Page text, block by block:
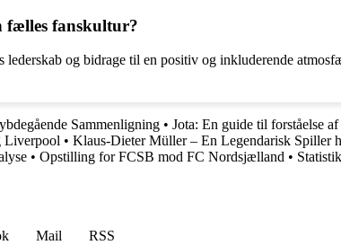
fælles fanskultur?
og bidrage til en positiv og inkluderende
Sammenligning • Jota: En guide til forståelse
Liverpool • Klaus-Dieter Müller – En Legendarisk Spiller
• Opstilling for FCSB mod FC Nordsjælland •
Mail
RSS